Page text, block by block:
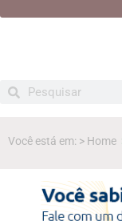
Você está em: > Home